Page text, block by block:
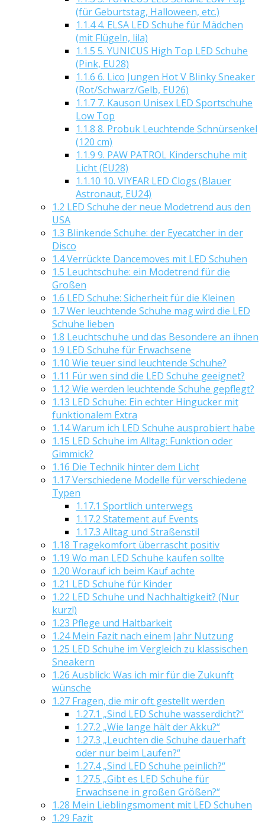
(für Geburtstag, Halloween, etc.)
1.1.44. ELSA LED Schuhe für Mädchen
(mit Flügeln, lila)
1.1.5 5. YUNICUS High Top LED Schuhe
(Pink, EU28)
1.1.6 6. Lico Jungen Hot V Blinky Sneaker
(Rot/Schwarz/Gelb, EU26)
1.1.7 7. Kauson Unisex LED Sportschuhe
Low Top
1.1.8 8. Probuk Leuchtende Schnürsenkel
(120 cm)
1.1.9 9. PAW PATROL Kinderschuhe mit
Licht (EU28)
1.1.10 10. VIYEAR LED Clogs (Blauer
Astronaut, EU24)
1.2 LED Schuhe der neue Modetrend aus den
USA
1.3 Blinkende Schuhe: der Eyecatcher in der
Disco
1.4Verrückte Dancemoves mit LED Schuhen
1.5 Leuchtschuhe: ein Modetrend für die
Großen
1.6 LED Schuhe: Sicherheit für die Kleinen
1.7Wer leuchtende Schuhe mag wird die LED
Schuhe lieben
1.8 Leuchtschuhe und das Besondere an ihnen
1.9 LED Schuhe für Erwachsene
1.10 Wie teuer sind leuchtende Schuhe?
1.11 Für wen sind die LED Schuhe geeignet?
1.12 Wie werden leuchtende Schuhe gepflegt?
1.13 LED Schuhe: Ein echter Hingucker mit
funktionalem Extra
1.14Warum ich LED Schuhe ausprobiert habe
1.15 LED Schuhe im Alltag: Funktion oder
Gimmick?
1.16 Die Technik hinter dem Licht
1.17Verschiedene Modelle für verschiedene
Typen
1.17.1 Sportlich unterwegs
1.17.2 Statement auf Events
1.17.3 Alltag und Straßenstil
1.18 Tragekomfort überrascht positiv
1.19 Wo man LED Schuhe kaufen sollte
1.20 Worauf ich beim Kauf achte
1.21 LED Schuhe für Kinder
1.22 LED Schuhe und Nachhaltigkeit? (Nur
kurz!)
1.23 Pflege und Haltbarkeit
1.24Mein Fazit nach einem Jahr Nutzung
1.25 LED Schuhe im Vergleich zu klassischen
Sneakern
1.26 Ausblick: Was ich mir für die Zukunft
wünsche
1.27 Fragen, die mir oft gestellt werden
1.27.1 „Sind LED Schuhe wasserdicht?“
1.27.2 „Wie lange hält der Akku?“
1.27.3 „Leuchten die Schuhe dauerhaft
oder nur beim Laufen?“
1.27.4„Sind LED Schuhe peinlich?“
1.27.5 „Gibt es LED Schuhe für
Erwachsene in großen Größen?“
1.28 Mein Lieblingsmoment mit LED Schuhen
1.29 Fazit